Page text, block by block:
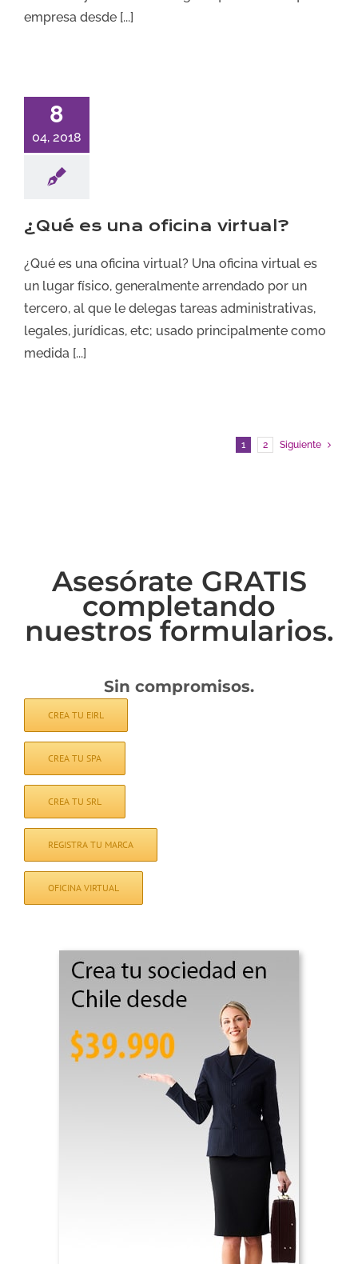
empresa desde [...]
8
04, 2018
¿Qué es una oficina virtual?
¿Qué es una oficina virtual? Una oficina virtual es
un lugar físico, generalmente arrendado por un
tercero, al que le delegas tareas administrativas,
legales, jurídicas, etc; usado principalmente como
medida [...]
1 2 Siguiente
Asesórate GRATIS
completando
nuestros formularios.
Sin compromisos.
CREA TU EIRL
CREA TU SPA
CREA TU SRL
REGISTRA TU MARCA
OFICINA VIRTUAL